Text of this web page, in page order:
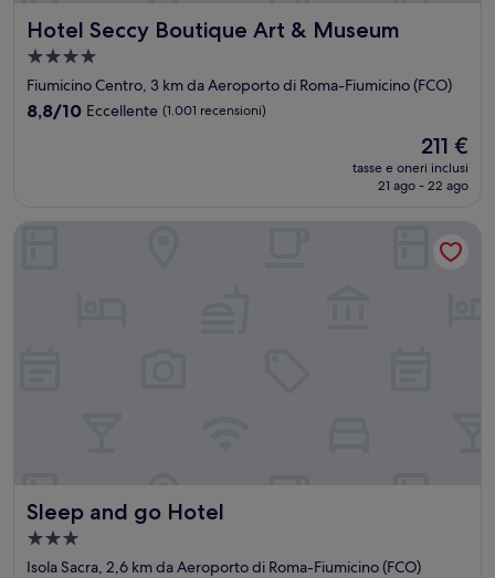
Hotel Seccy Boutique Art & Museum
Hotel Seccy Boutique Art & Museum
Struttura
a
4.0
Fiumicino Centro, 3 km da Aeroporto di Roma-Fiumicino (FCO)
8.8
8,8/10 Eccellente (1.001 recensioni)
Il
prezzo
attuale
211 €
211 €
tasse e oneri inclusi
21 ago - 22 ago
Sleep and go Hotel
Sleep and go Hotel
Struttura
a
Isola Sacra, 2,6 km da Aeroporto di Roma-Fiumicino (FCO)